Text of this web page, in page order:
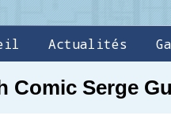
Actualités
Comic Serge